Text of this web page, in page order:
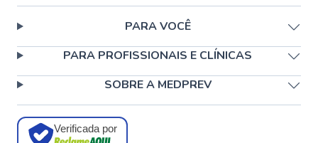
PARA VOCÊ
PARA PROFISSIONAIS E CLÍNICAS
SOBRE A MEDPREV
Verificada por